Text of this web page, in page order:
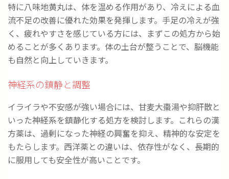
特に八味地黄丸は、体を温める作用があり、冷えによる血
流不足の改善に優れた効果を発揮します。手足の冷えが強
く、疲れやすさを感じている方には、まずこの処方から始
めることが多くあります。体の土台が整うことで、脳機能
も自然と向上していきます。
神経系の鎮静と調整
イライラや不安感が強い場合には、甘麦大棗湯や抑肝散と
いった神経系を鎮静化する処方を検討します。これらの漢
方薬は、過剰になった神経の興奮を抑え、精神的な安定を
もたらします。西洋薬との違いは、依存性がなく、長期的
に服用しても安全性が高いことです。